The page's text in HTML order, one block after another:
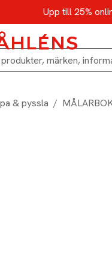
Upp till 25%
& pyssla /